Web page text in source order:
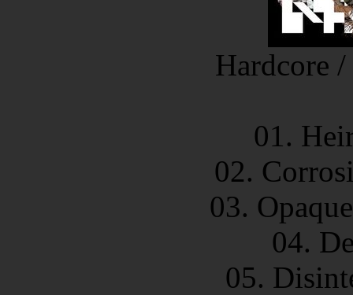
Hardcore
01.
02.
03.
04.
05.